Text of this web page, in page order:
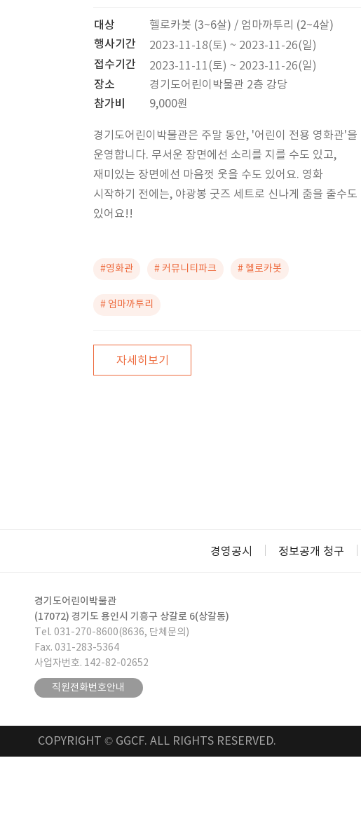
대상
헬로카봇 (3~6살) / 엄마까투리 (2~4살)
행사기간
2023-11-18(토) ~ 2023-11-26(일)
접수기간 2023-11-11(토) ~ 2023-11-26(일)
장소
경기도어린이박물관 2층 강당
참가비
9,000원
경기도어린이박물관은 주말 동안, '어린이 전용 영화관'을
운영합니다. 무서운 장면에선 소리를 지를 수도 있고,
재미있는 장면에선 마음껏 웃을 수도 있어요. 영화
시작하기 전에는, 야광봉 굿즈 세트로 신나게 춤을 출수도
있어요!!
#영화관 # 커뮤니티파크 # 헬로카봇
# 엄마까투리
자세히보기
경영공시 정보공개 청구
경기도어린이박물관
(17072) 경기도 용인시 기흥구 상갈로 6(상갈동)
Tel. 031-270-8600(8636, 단체문의)
Fax. 031-283-5364
사업자번호. 142-82-02652
직원전화번호안내
COPYRIGHT © GGCF. ALL RIGHTS RESERVED.